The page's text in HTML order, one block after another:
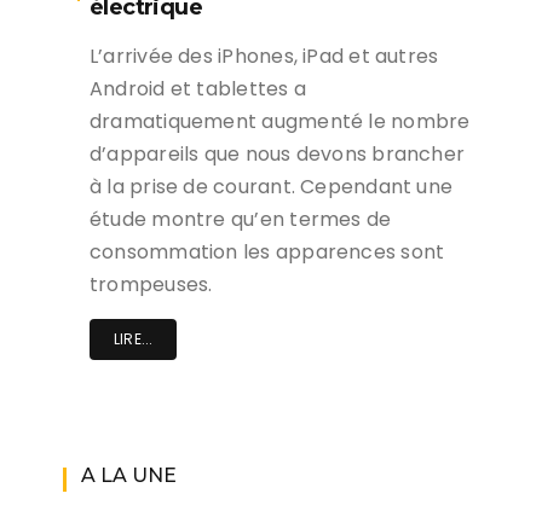
électrique
L’arrivée des iPhones, iPad et autres
Android et tablettes a
dramatiquement augmenté le nombre
d’appareils que nous devons brancher
à la prise de courant. Cependant une
étude montre qu’en termes de
consommation les apparences sont
trompeuses.
LIRE...
A LA UNE